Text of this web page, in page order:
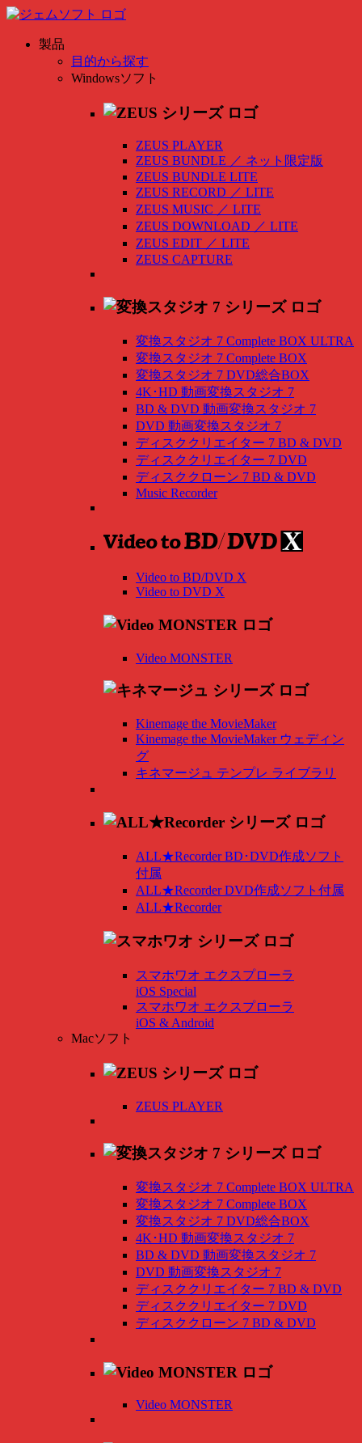
製品
目的から探す
Windowsソフト
ZEUS PLAYER
ZEUS BUNDLE ／ ネット限定版
ZEUS BUNDLE LITE
ZEUS RECORD ／ LITE
ZEUS MUSIC ／ LITE
ZEUS DOWNLOAD ／ LITE
ZEUS EDIT ／ LITE
ZEUS CAPTURE
変換スタジオ 7 Complete BOX ULTRA
変換スタジオ 7 Complete BOX
変換スタジオ 7 DVD総合BOX
4K･HD 動画変換スタジオ 7
BD & DVD 動画変換スタジオ 7
DVD 動画変換スタジオ 7
ディスククリエイター 7 BD & DVD
ディスククリエイター 7 DVD
ディスククローン 7 BD & DVD
Music Recorder
Video to BD/DVD X
Video to DVD X
Video MONSTER
Kinemage the MovieMaker
Kinemage the MovieMaker ウェディン
グ
キネマージュ テンプレ ライブラリ
ALL★Recorder BD･DVD作成ソフト
付属
ALL★Recorder DVD作成ソフト付属
ALL★Recorder
スマホワオ エクスプローラ
iOS Special
スマホワオ エクスプローラ
iOS & Android
Macソフト
ZEUS PLAYER
変換スタジオ 7 Complete BOX ULTRA
変換スタジオ 7 Complete BOX
変換スタジオ 7 DVD総合BOX
4K･HD 動画変換スタジオ 7
BD & DVD 動画変換スタジオ 7
DVD 動画変換スタジオ 7
ディスククリエイター 7 BD & DVD
ディスククリエイター 7 DVD
ディスククローン 7 BD & DVD
Video MONSTER